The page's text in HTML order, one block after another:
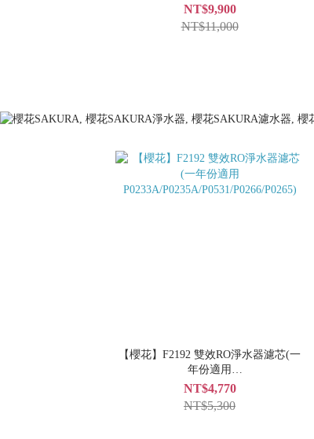
NT$9,900
NT$11,000
【櫻花】F2192 雙效RO淨水器濾芯(一
年份適用
P0233A/P0235A/P0531/P0266/P0265)
NT$4,770
NT$5,300